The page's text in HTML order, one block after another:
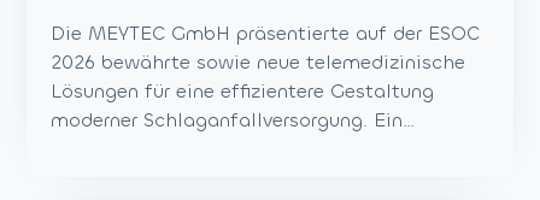
Die MEYTEC GmbH präsentierte auf der ESOC
2026 bewährte sowie neue telemedizinische
Lösungen für eine effizientere Gestaltung
moderner Schlaganfallversorgung. Ein…